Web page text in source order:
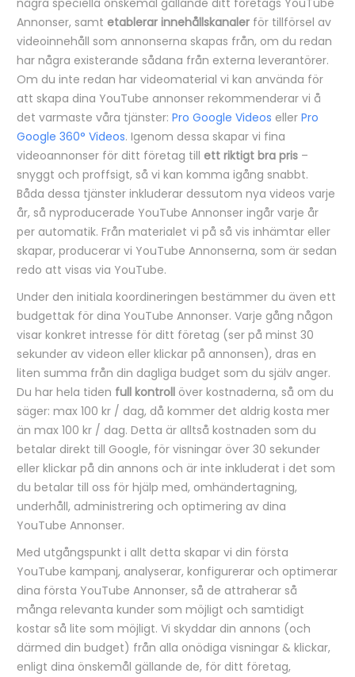
några speciella önskemål gällande ditt företags YouTube
Annonser, samt etablerar innehållskanaler för tillförsel av
videoinnehåll som annonserna skapas från, om du redan
har några existerande sådana från externa leverantörer.
Om du inte redan har videomaterial vi kan använda för
att skapa dina YouTube annonser rekommenderar vi å
det varmaste våra tjänster: Pro Google Videos eller Pro
Google 360° Videos. Igenom dessa skapar vi fina
videoannonser för ditt företag till ett riktigt bra pris –
snyggt och proffsigt, så vi kan komma igång snabbt.
Båda dessa tjänster inkluderar dessutom nya videos varje
år, så nyproducerade YouTube Annonser ingår varje år
per automatik. Från materialet vi på så vis inhämtar eller
skapar, producerar vi YouTube Annonserna, som är sedan
redo att visas via YouTube.
Under den initiala koordineringen bestämmer du även ett
budgettak för dina YouTube Annonser. Varje gång någon
visar konkret intresse för ditt företag (ser på minst 30
sekunder av videon eller klickar på annonsen), dras en
liten summa från din dagliga budget som du själv anger.
Du har hela tiden full kontroll över kostnaderna, så om du
säger: max 100 kr / dag, då kommer det aldrig kosta mer
än max 100 kr / dag. Detta är alltså kostnaden som du
betalar direkt till Google, för visningar över 30 sekunder
eller klickar på din annons och är inte inkluderat i det som
du betalar till oss för hjälp med, omhändertagning,
underhåll, administrering och optimering av dina
YouTube Annonser.
Med utgångspunkt i allt detta skapar vi din första
YouTube kampanj, analyserar, konfigurerar och optimerar
dina första YouTube Annonser, så de attraherar så
många relevanta kunder som möjligt och samtidigt
kostar så lite som möjligt. Vi skyddar din annons (och
därmed din budget) från alla onödiga visningar & klickar,
enligt dina önskemål gällande de, för ditt företag,